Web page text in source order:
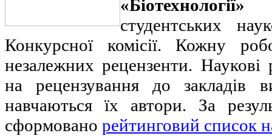
студентських
Конкурсної комісії. Кожну
незалежних рецензенти.
на рецензування до закладів
навчаються їх автори. За
сформовано рейтинговий список